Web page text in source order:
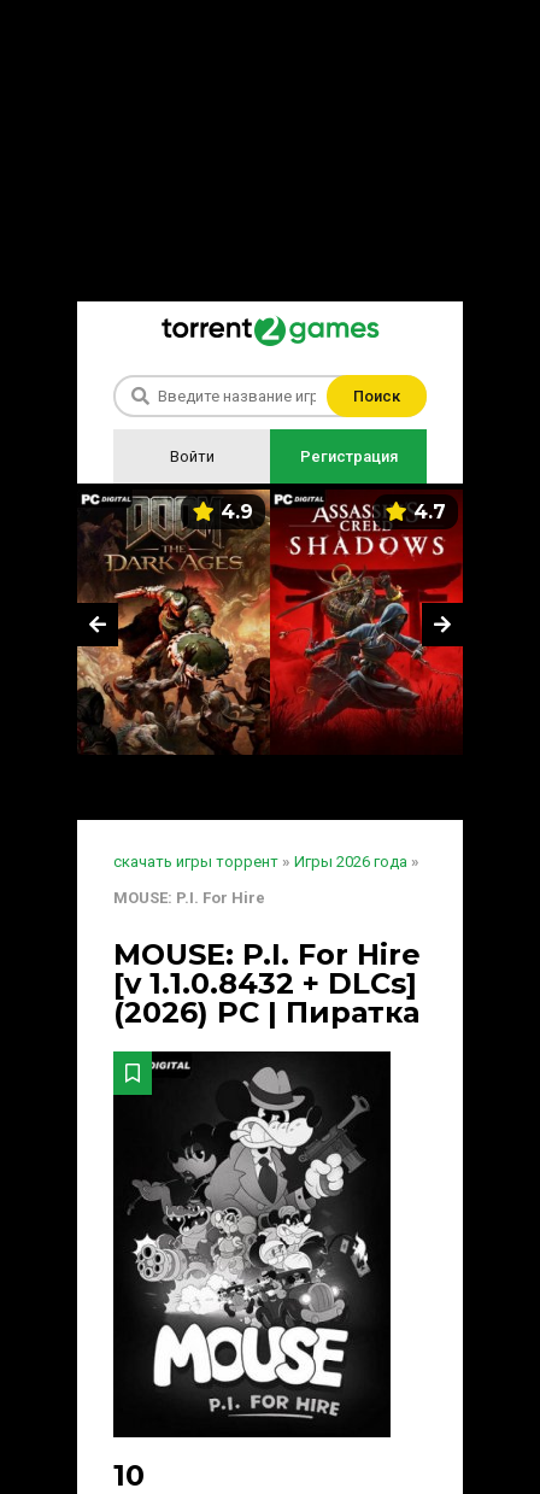
Поиск
Войти Регистрация
4.9 4.7
скачать игры торрент » Игры 2026 года »
MOUSE: P.I. For Hire
MOUSE: P.I. For Hire
[v 1.1.0.8432 + DLCs]
(2026) PC | Пиратка
10